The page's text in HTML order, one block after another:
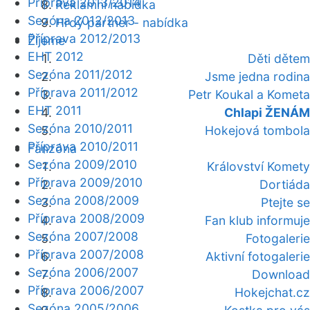
Reklamní nabídka
Hrdý partner - nabídka
Žijeme
Děti dětem
Jsme jedna rodina
Petr Koukal a Kometa
Chlapi ŽENÁM
Hokejová tombola
Fanzóna
Království Komety
Dortiáda
Ptejte se
Fan klub informuje
Fotogalerie
Aktivní fotogalerie
Download
Hokejchat.cz
Sezóna 2012/2013
Příprava 2012/2013
EHT 2012
Sezóna 2011/2012
Příprava 2011/2012
EHT 2011
Sezóna 2010/2011
Příprava 2010/2011
Sezóna 2009/2010
Příprava 2009/2010
Sezóna 2008/2009
Příprava 2008/2009
Sezóna 2007/2008
Příprava 2007/2008
Sezóna 2006/2007
Příprava 2006/2007